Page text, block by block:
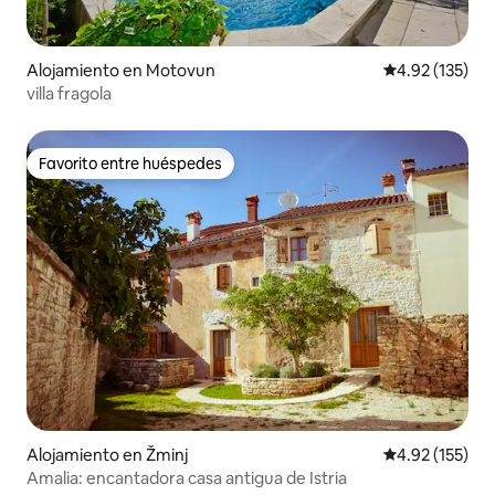
Alojamiento en Motovun Calificación
4.92 (135)
villa fragola
Favorito entre huéspedes
Favorito entre huéspedes
Alojamiento en Žminj Calificación
4.92 (155)
Amalia: encantadora casa antigua de Istria